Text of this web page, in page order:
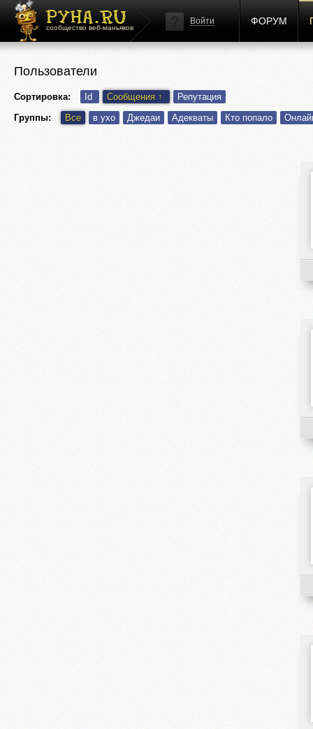
сообщество веб-маньяков
Войти ФОРУМ
Пользователи
Сортировка: Id Сообщения ↑
Репутация
Группы:
Все в ухо Джедаи Адекваты Кто попало